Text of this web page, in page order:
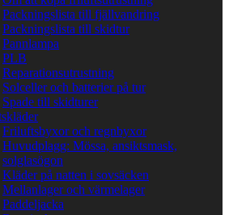
Packningslista till fjällvandring
Packningslista till skidtur
Pannlampa
PLB
Reparationsutrustning
Solceller och batterier på tur
Spade till skidturer
Friluftsbyxor och regnbyxor
Huvudplagg: Mössa, ansiktsmask,
solglasögon
Kläder på natten i sovsäcken
Mellanlager och värmelager
Paddeljacka